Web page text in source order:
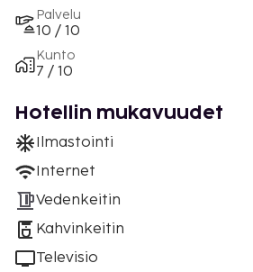
Palvelu
10 / 10
Kunto
7 / 10
Hotellin mukavuudet
Ilmastointi
Internet
Vedenkeitin
Kahvinkeitin
Televisio